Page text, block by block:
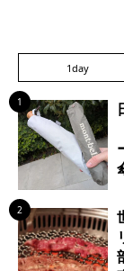
1day
1
2